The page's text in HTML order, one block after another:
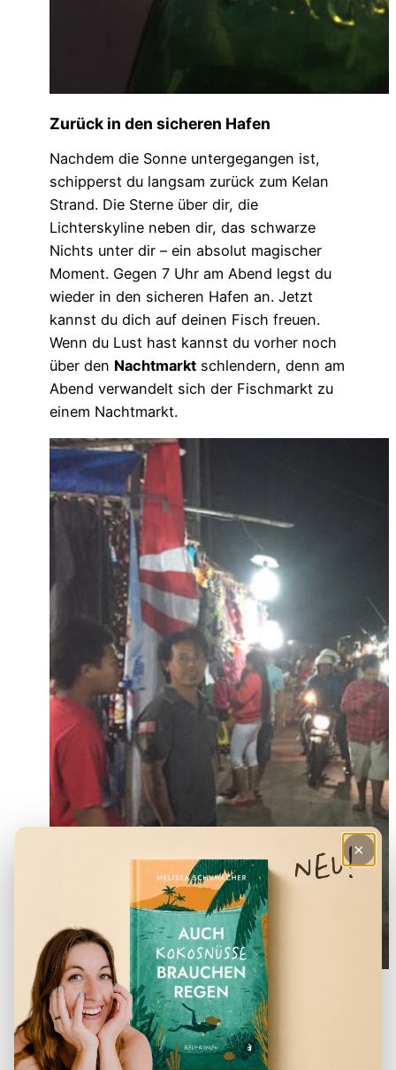
Zurück in den sicheren Hafen
Nachdem die Sonne untergegangen ist,
schipperst du langsam zurück zum Kelan
Strand. Die Sterne über dir, die
Lichterskyline neben dir, das schwarze
Nichts unter dir – ein absolut magischer
Moment. Gegen 7 Uhr am Abend legst du
wieder in den sicheren Hafen an. Jetzt
kannst du dich auf deinen Fisch freuen.
Wenn du Lust hast kannst du vorher noch
über den Nachtmarkt schlendern, denn am
Abend verwandelt sich der Fischmarkt zu
einem Nachtmarkt.
Fischen statt Cruisen
Wenn du eher Lust hast fischen zu gehen
und weniger an einer Sonnenuntergangs-
×